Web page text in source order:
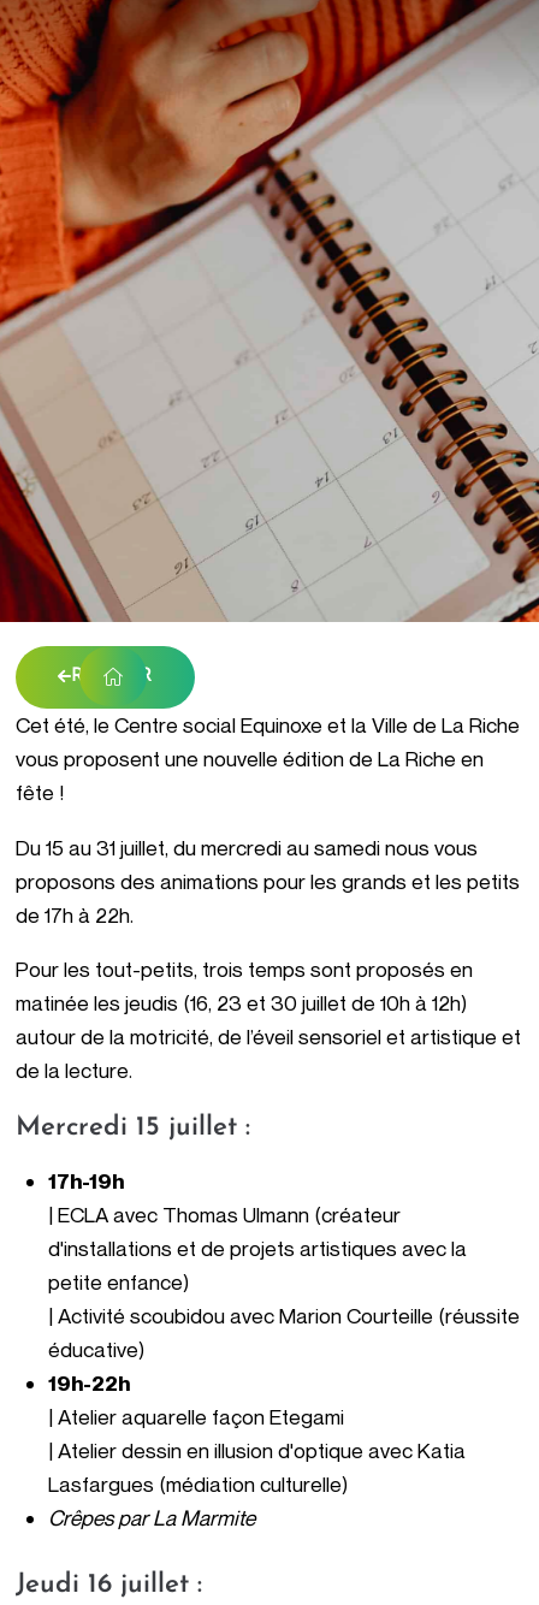
principal
RETOUR
Cet été, le Centre social Equinoxe et la Ville de La Riche
vous proposent une nouvelle édition de La Riche en
fête !
Du 15 au 31 juillet, du mercredi au samedi nous vous
proposons des animations pour les grands et les petits
de 17h à 22h.
Pour les tout-petits, trois temps sont proposés en
matinée les jeudis (16, 23 et 30 juillet de 10h à 12h)
autour de la motricité, de l’éveil sensoriel et artistique et
de la lecture.
Mercredi 15 juillet :
17h-19h
| ECLA avec Thomas Ulmann (créateur
d'installations et de projets artistiques avec la
petite enfance)
| Activité scoubidou avec Marion Courteille (réussite
éducative)
19h-22h
|Atelier aquarelle façon Etegami
| Atelier dessinen illusion d'optique avec Katia
Lasfargues (médiation culturelle)
Crêpes par La Marmite
Jeudi 16 juillet :